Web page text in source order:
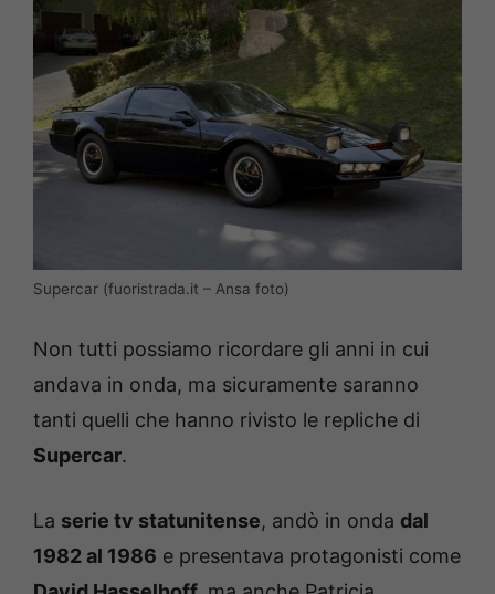
Supercar (fuoristrada.it – Ansa foto)
Non tutti possiamo ricordare gli anni in cui
andava in onda, ma sicuramente saranno
tanti quelli che hanno rivisto le repliche di
Supercar.
La serie tv statunitense, andò in onda dal
1982 al 1986 e presentava protagonisti come